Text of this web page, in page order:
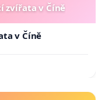
zvířata v Číně
v Číně